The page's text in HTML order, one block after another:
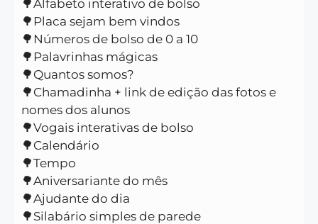
🌳Alfabeto interativo de bolso
🌳Placa sejam bem vindos
🌳Números de bolso de 0 a 10
🌳Palavrinhas mágicas
🌳Quantos somos?
🌳Chamadinha + link de edição das fotos e
nomes dos alunos
🌳Vogais interativas de bolso
🌳Calendário
🌳Tempo
🌳Aniversariante do mês
🌳Ajudante do dia
🌳Silabário simples de parede